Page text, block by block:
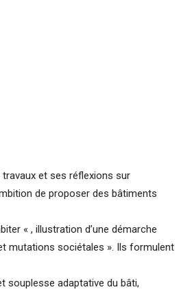
et ses réflexions sur
de proposer des bâtiments
« , illustration d’une démarche
mutations sociétales ». Ils formulent
souplesse adaptative du bâti,